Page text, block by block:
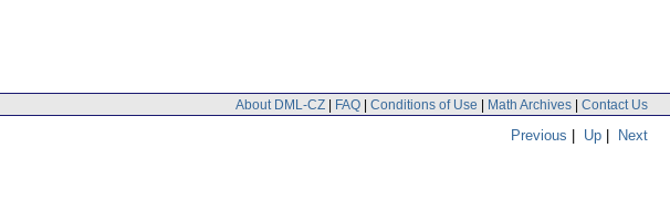
About DML-CZ | FAQ | Conditions of Use | Math Archives | Contact Us
Previous | Up | Next